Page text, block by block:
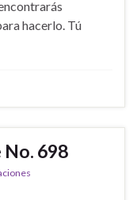
hacerlo. Tú
698